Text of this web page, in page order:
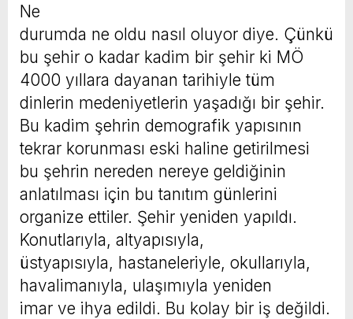
Ne
durumda ne oldu nasıl oluyor diye. Çünkü
bu şehir o kadar kadim bir şehir ki MÖ
4000 yıllara dayanan tarihiyle tüm
dinlerin medeniyetlerin yaşadığı bir şehir.
Bu kadim şehrin demografik yapısının
tekrar korunması eski haline getirilmesi
bu şehrin nereden nereye geldiğinin
anlatılması için bu tanıtım günlerini
organize ettiler. Şehir yeniden yapıldı.
Konutlarıyla, altyapısıyla,
üstyapısıyla, hastaneleriyle, okullarıyla,
havalimanıyla, ulaşımıyla yeniden
imar ve ihya edildi. Bu kolay bir iş değildi.